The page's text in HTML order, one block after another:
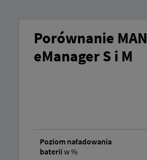
Porównanie MAN
eManager S i M
Poziom naładowania
baterii w %